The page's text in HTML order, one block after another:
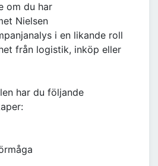
om du har
Nielsen
i en likande roll
från logistik, inköp eller
har du följande